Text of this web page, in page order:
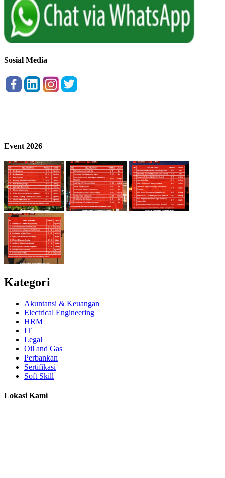
Sosial Media
Event 2026
Kategori
Akuntansi & Keuangan
Electrical Engineering
HRM
IT
Legal
Oil and Gas
Perbankan
Sertifikasi
Soft Skill
Lokasi Kami